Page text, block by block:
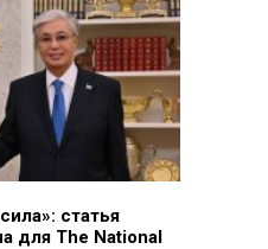
статья
для The National